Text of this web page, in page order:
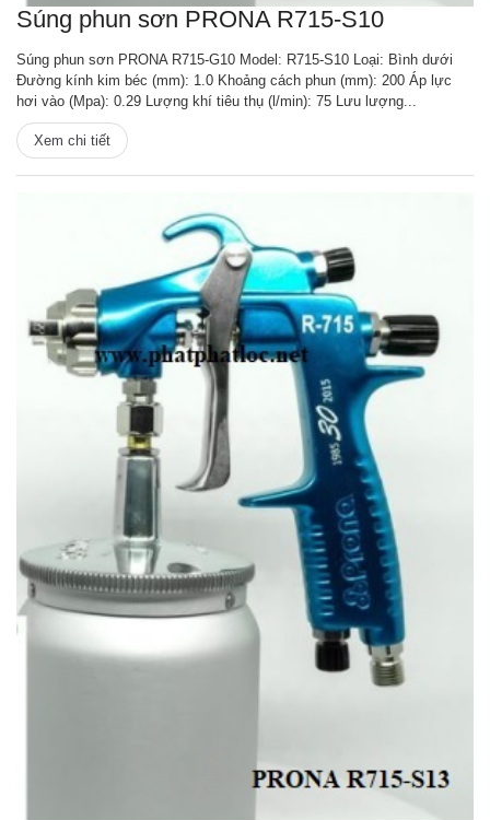
Súng phun sơn PRONA R715-S10
Súng phun sơn PRONA R715-G10 Model: R715-S10 Loại: Bình dưới
Đường kính kim béc (mm): 1.0 Khoảng cách phun (mm): 200 Áp lực
hơi vào (Mpa): 0.29 Lượng khí tiêu thụ (l/min): 75 Lưu lượng...
Xem chi tiết